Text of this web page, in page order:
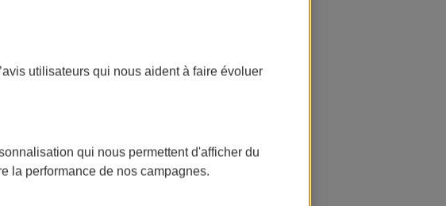
utilisateurs qui nous aident à faire évoluer
qui nous permettent d'afficher du
la performance de nos campagnes.